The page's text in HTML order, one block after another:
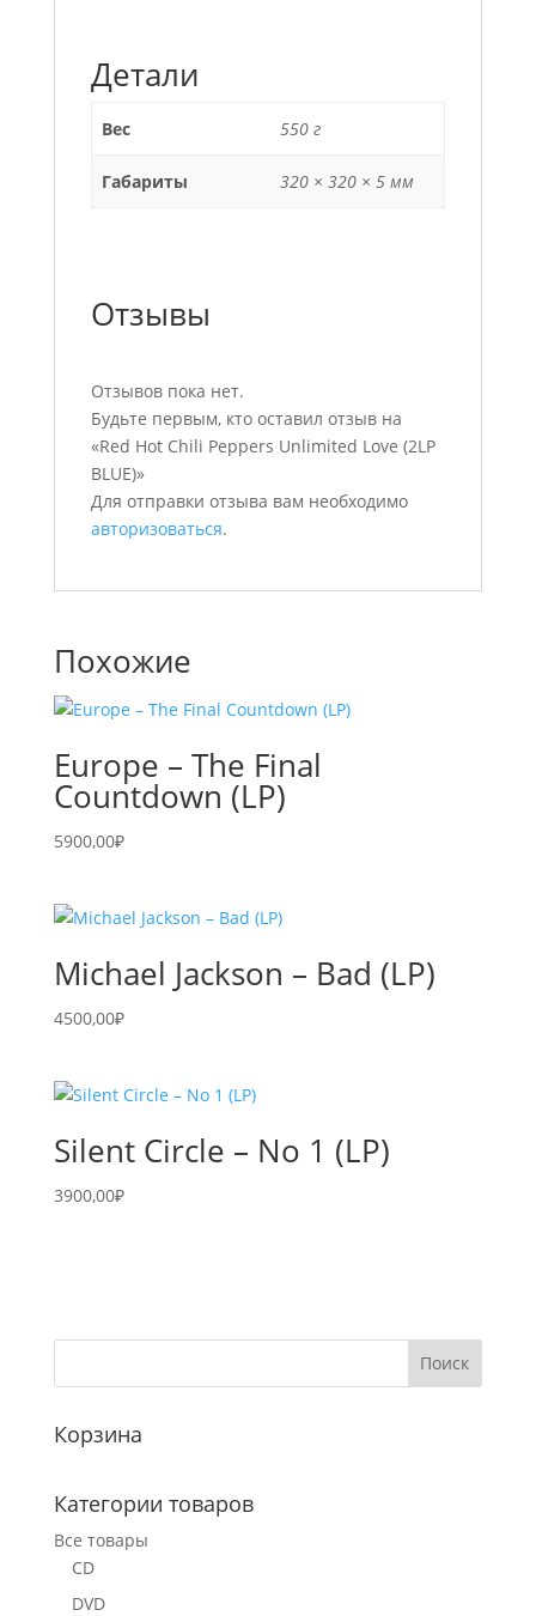
Детали
Вес 550 г
Габариты 320 × 320 × 5 мм
Отзывы
Отзывов пока нет.
Будьте первым, кто оставил отзыв на
«Red Hot Chili Peppers Unlimited Love (2LP
BLUE)»
Для отправки отзыва вам необходимо
авторизоваться.
Похожие
Europe – The Final
Countdown (LP)
5900,00₽
Michael Jackson – Bad (LP)
4500,00₽
Silent Circle – No 1 (LP)
3900,00₽
Корзина
Категории товаров
Все товары
CD
DVD